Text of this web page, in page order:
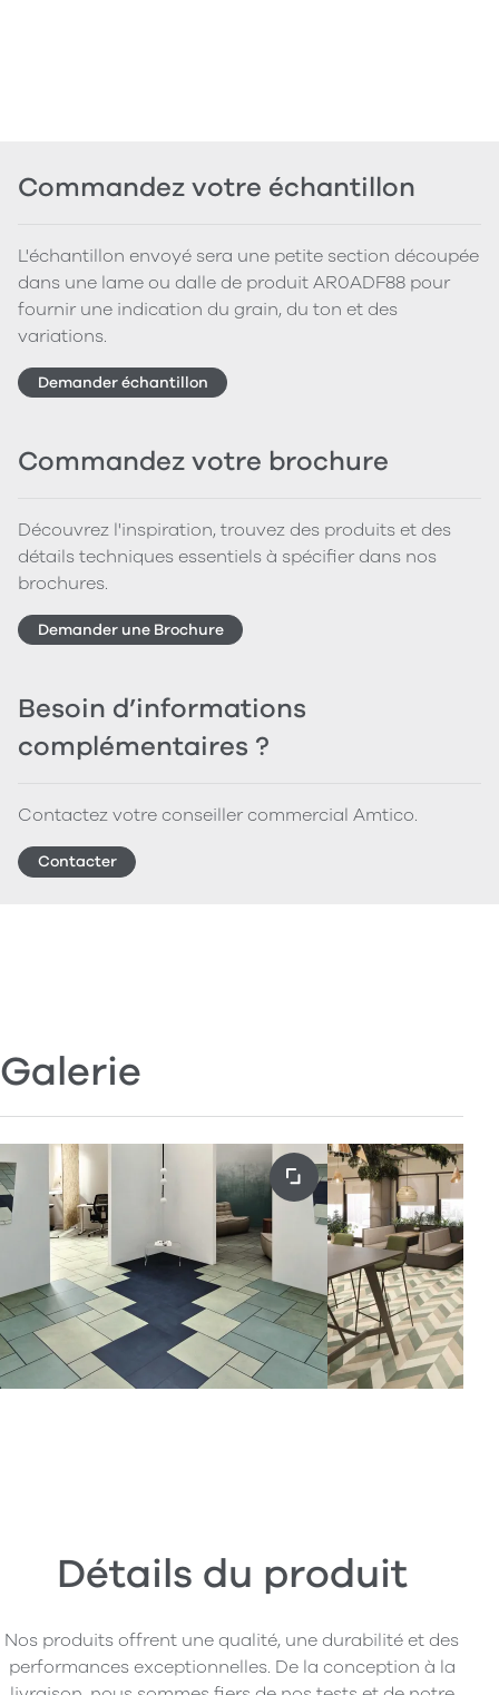
Commandez votre échantillon
L'échantillon envoyé sera une petite section découpée
dans une lame ou dalle de produit AR0ADF88 pour
fournir une indication du grain, du ton et des
variations.
Demander échantillon
Commandez votre brochure
Découvrez l'inspiration, trouvez des produits et des
détails techniques essentiels à spécifier dans nos
brochures.
Demander une Brochure
Besoin d’informations
complémentaires ?
Contactez votre conseiller commercial Amtico.
Contacter
Galerie
Détails du produit
Nos produits offrent une qualité, une durabilité et des
performances exceptionnelles. De la conception à la